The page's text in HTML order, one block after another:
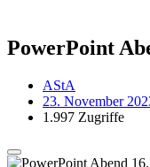
PowerPoint
AStA
23. November
1.997 Zugriffe